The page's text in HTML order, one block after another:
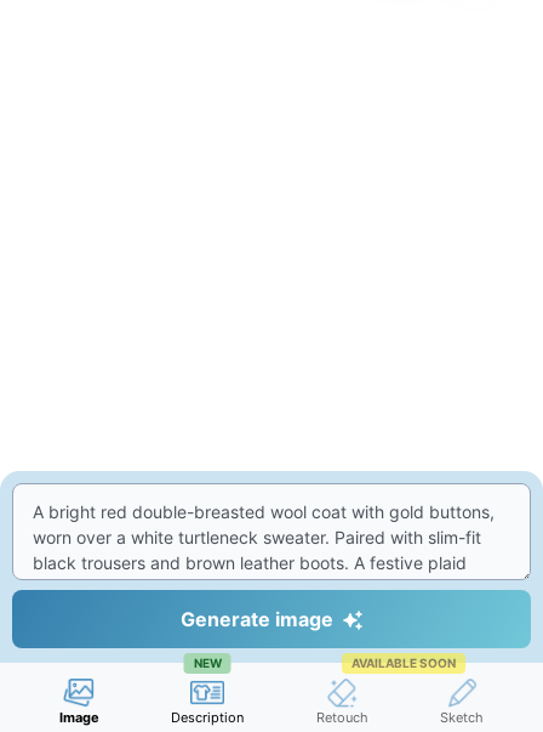
Generate image
Image Description
NEW
Retouch Sketch
AVAILABLE SOON